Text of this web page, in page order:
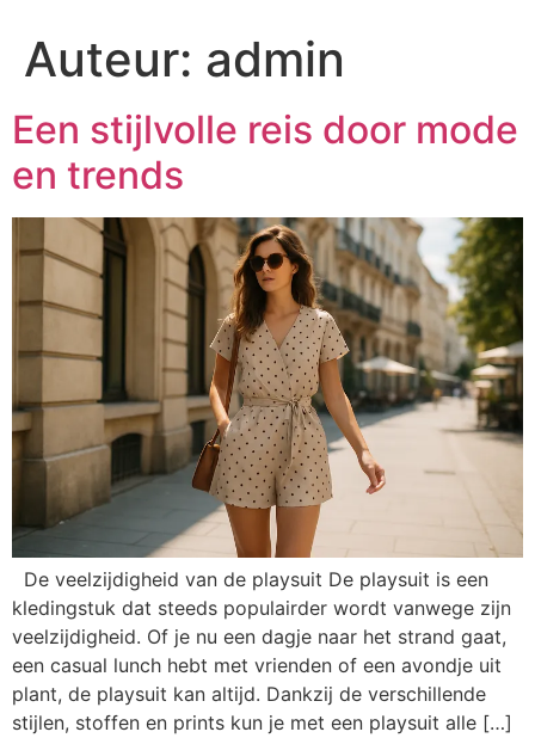
Auteur: admin
Een stijlvolle reis door mode
en trends
De veelzijdigheid van de playsuit De playsuit is een
kledingstuk dat steeds populairder wordt vanwege zijn
veelzijdigheid. Of je nu een dagje naar het strand gaat,
een casual lunch hebt met vrienden of een avondje uit
plant, de playsuit kan altijd. Dankzij de verschillende
stijlen, stoffen en prints kun je met een playsuit alle […]